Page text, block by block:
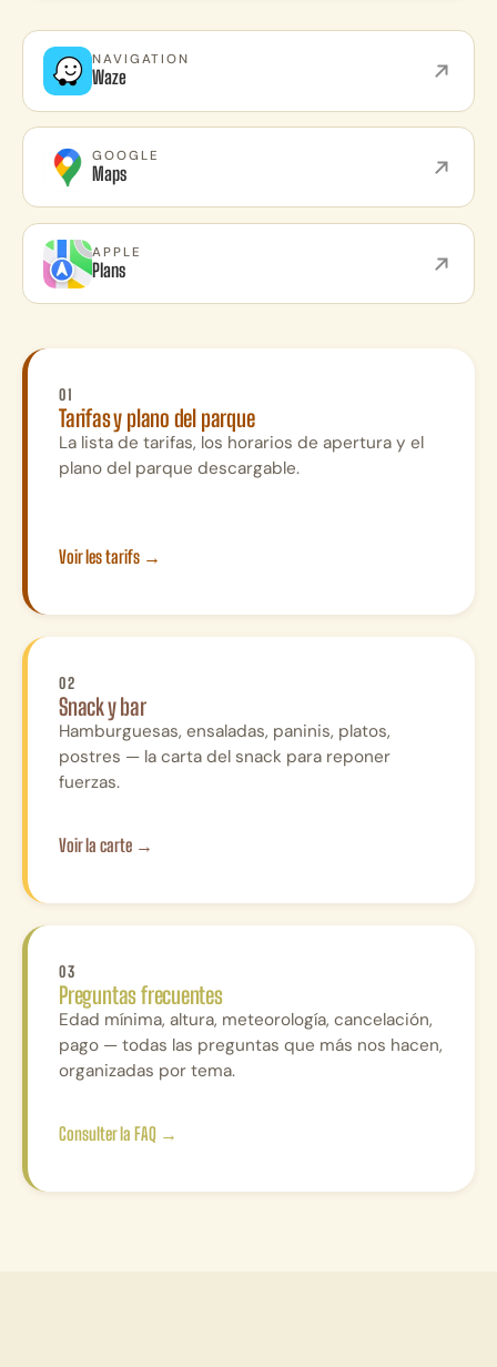
NAVIGATION
Waze
GOOGLE
Maps
APPLE
Plans
01
Tarifas y plano del parque
La lista de tarifas, los horarios de apertura y el
plano del parque descargable.
Voir les tarifs →
02
Snack y bar
Hamburguesas, ensaladas, paninis, platos,
postres — la carta del snack para reponer
fuerzas.
Voir la carte →
03
Preguntas frecuentes
Edad mínima, altura, meteorología, cancelación,
pago — todas las preguntas que más nos hacen,
organizadas por tema.
Consulter la FAQ →